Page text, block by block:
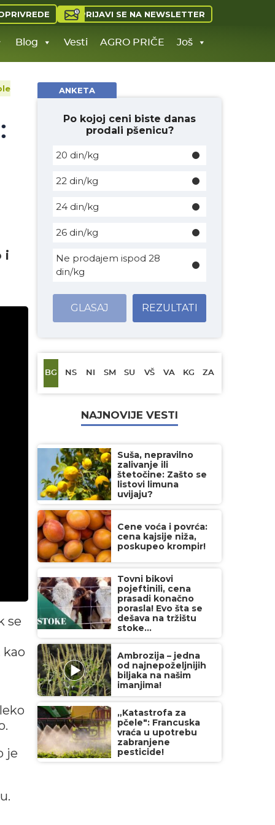
PRIJAVI SE NA NEWSLETTER
Blog Vesti AGRO PRIČE Još
i
se
kao
je
ANKETA
Po kojoj ceni biste danas
prodali pšenicu?
20 din/kg
22 din/kg
24 din/kg
26 din/kg
Ne prodajem ispod 28
din/kg
GLASAJ REZULTATI
BG NS NI SM SU VŠ VA KG ZA
NAJNOVIJE VESTI
Suša, nepravilno
zalivanje ili
štetočine: Zašto se
listovi limuna
uvijaju?
Cene voća i povrća:
cena kajsije niža,
poskupeo krompir!
Tovni bikovi
pojeftinili, cena
prasadi konačno
porasla! Evo šta se
dešava na tržištu
stoke...
Ambrozija – jedna
od najnepoželjnijih
biljaka na našim
imanjima!
„Katastrofa za
pčele": Francuska
vraća u upotrebu
zabranjene
pesticide!